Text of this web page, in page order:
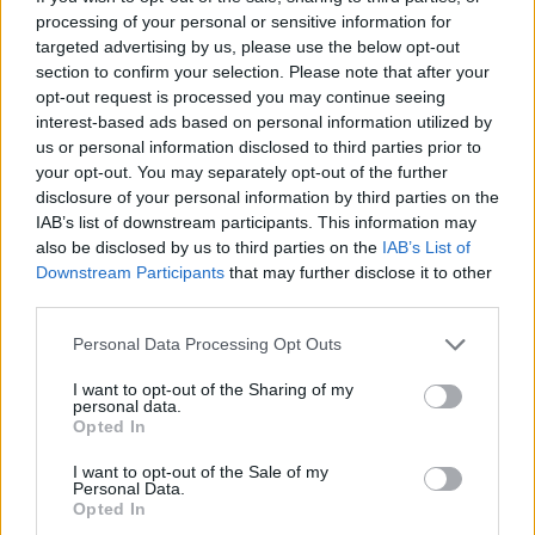
processing of your personal or sensitive information for
targeted advertising by us, please use the below opt-out
section to confirm your selection. Please note that after your
opt-out request is processed you may continue seeing
interest-based ads based on personal information utilized by
us or personal information disclosed to third parties prior to
your opt-out. You may separately opt-out of the further
disclosure of your personal information by third parties on the
IAB’s list of downstream participants. This information may
also be disclosed by us to third parties on the IAB’s List of
Downstream Participants that may further disclose it to other
Personal Data Processing Opt Outs
I want to opt-out of the Sharing of my
personal data.
Opted In
I want to opt-out of the Sale of my
Personal Data.
Opted In
Miroslav Zetka: Odpady je nutné vykupovat
13.9.2001
Na dobu, kdy jsme doma vymývali baterie prázdných skleněných
lahví, si vzhledem ke svému věku (22 let) pamatuji jen matně, ale
pamatuji. Nepamatuji si však, že by pro nás (myšleno rámec vlastní
rodiny) bylo to, co děláme, nějakou přítěží, ba naopak, i dokonce
při procházkách přírodou, kdykoliv se nějaká ta skleněná lahev
našla, poctivě se sebrala a hnedle putovala do výkupny. Dnešní
přístup nás obyvatel je zkažen konzumem a pohodlností, svět nám
je neustále ukazován v nejrůžovějších barvách, to špatné je
překrýváno nátěrem neprůhlednosti a neprostupnosti. Naše Země
pro nás není Matkou, ale pouze jakýmsi supermarketem, kterým
Není mnoho těch, co si uvědomují skutečnou cenu masa, které
způsobeno, než si svůj oblíbený hovězí gulášek dáme. Opět je to o
našem přístupu, kdy neradi přemýšlíme nad důsledky našeho
konání, našeho žití.
B. E.: Stavba Tesca na Skalce se nám nelíbí